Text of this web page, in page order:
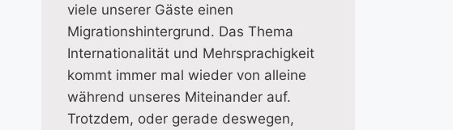
viele unserer Gäste einen
Migrationshintergrund. Das Thema
Internationalität und Mehrsprachigkeit
kommt immer mal wieder von alleine
während unseres Miteinander auf.
Trotzdem, oder gerade deswegen,